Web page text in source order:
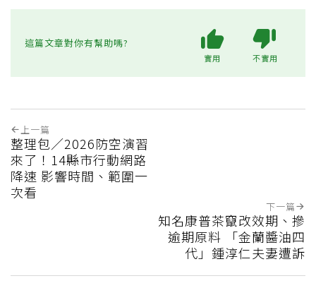
這篇文章對你有幫助嗎?
實用 不實用
上一篇
整理包／2026防空演習
來了！14縣市行動網路
降速 影響時間、範圍一
次看
下一篇
知名康普茶竄改效期、摻
逾期原料 「金蘭醬油四
代」鍾淳仁夫妻遭訴